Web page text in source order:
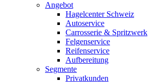
Angebot
Hagelcenter Schweiz
Autoservice
Carrosserie & Spritzwerk
Felgenservice
Reifenservice
Aufbereitung
Segmente
Privatkunden